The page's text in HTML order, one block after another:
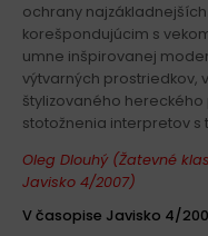
ochrany
korešpondujúcim s
umne inšpirovanej
výtvarných prostriedkov,
štylizovaného
stotožnenia interpretov s
Oleg Dlouhý (Žatevné
Javisko 4/2007)
V časopise Javisko 4/